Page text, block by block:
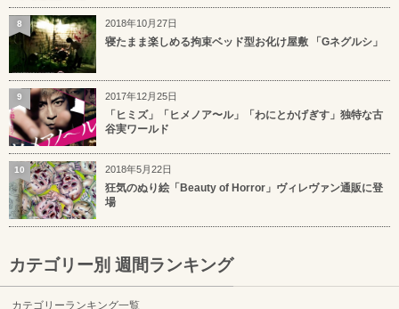
2018年10月27日
寝たまま楽しめる拘束ベッド型お化け屋敷 「Gネグルシ」
8
2017年12月25日
「ヒミズ」「ヒメノア〜ル」「わにとかげぎす」独特な古
谷実ワールド
9
2018年5月22日
狂気のぬり絵「Beauty of Horror」ヴィレヴァン通販に登
場
10
カテゴリー別 週間ランキング
カテゴリーランキング一覧